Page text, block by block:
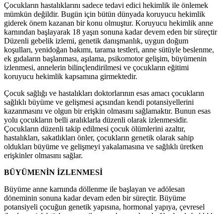
Çocukların hastalıklarını sadece tedavi edici hekimlik ile önlemek
mümkün değildir. Bugün için bütün dünyada koruyucu hekimlik
giderek önem kazanan bir konu olmuştur. Koruyucu hekimlik anne
karnından başlayarak 18 yaşın sonuna kadar devem eden bir süreçtir
Düzenli gebelik izlemi, genetik danışmanlık, uygun doğum
koşulları, yenidoğan bakımı, tarama testleri, anne sütüyle beslenme,
ek gıdaların başlanması, aşılama, psikomotor gelişim, büyümenin
izlenmesi, annelerin bilinçlendirilmesi ve çocukların eğitimi
koruyucu hekimlik kapsamına girmektedir.
Çocuk sağlığı ve hastalıkları doktorlarının esas amacı çocukların
sağlıklı büyüme ve gelişmesi açısından kendi potansiyellerini
kazanmasını ve olgun bir erişkin olmasını sağlamaktır. Bunun esas
yolu çocukların belli aralıklarla düzenli olarak izlenmesidir.
Çocukların düzenli takip edilmesi çocuk ölümlerini azaltır,
hastalıkları, sakatlıkları önler, çocukların genetik olarak sahip
oldukları büyüme ve gelişmeyi yakalamasına ve sağlıklı üretken
erişkinler olmasını sağlar.
BÜYÜMENİN İZLENMESİ
Büyüme anne karnında döllenme ile başlayan ve adölesan
döneminin sonuna kadar devam eden bir süreçtir. Büyüme
potansiyeli çocuğun genetik yapısına, hormonal yapıya, çevresel